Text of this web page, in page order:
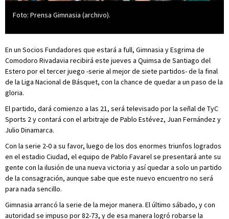
Foto: Prensa Gimnasia (archivo).
En un Socios Fundadores que estará a full, Gimnasia y Esgrima de
Comodoro Rivadavia recibirá este jueves a Quimsa de Santiago del
Estero por el tercer juego -serie al mejor de siete partidos- de la final
de la Liga Nacional de Básquet, con la chance de quedar a un paso de la
gloria.
El partido, dará comienzo a las 21, será televisado por la señal de TyC
Sports 2 y contará con el arbitraje de Pablo Estévez, Juan Fernández y
Julio Dinamarca.
Con la serie 2-0 a su favor, luego de los dos enormes triunfos logrados
en el estadio Ciudad, el equipo de Pablo Favarel se presentará ante su
gente con la ilusión de una nueva victoria y así quedar a solo un partido
de la consagración, aunque sabe que este nuevo encuentro no será
para nada sencillo.
Gimnasia arrancó la serie de la mejor manera. El último sábado, y con
autoridad se impuso por 82-73, y de esa manera logró robarse la